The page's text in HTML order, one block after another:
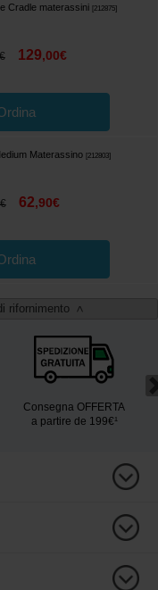
Cradle materassini [212875]
129,00€
Materassino [212803]
€ 62,90€
rifornimento >
Consegna OFFERTA
a partire de 199€¹